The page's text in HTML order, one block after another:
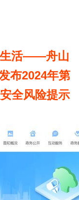
生活——舟山
布2024年第
全风险提示